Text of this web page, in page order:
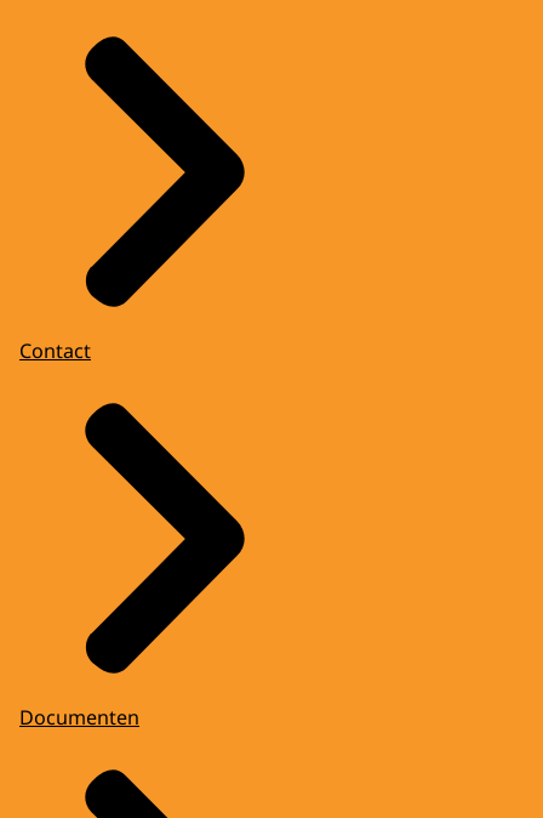
Contact
Documenten